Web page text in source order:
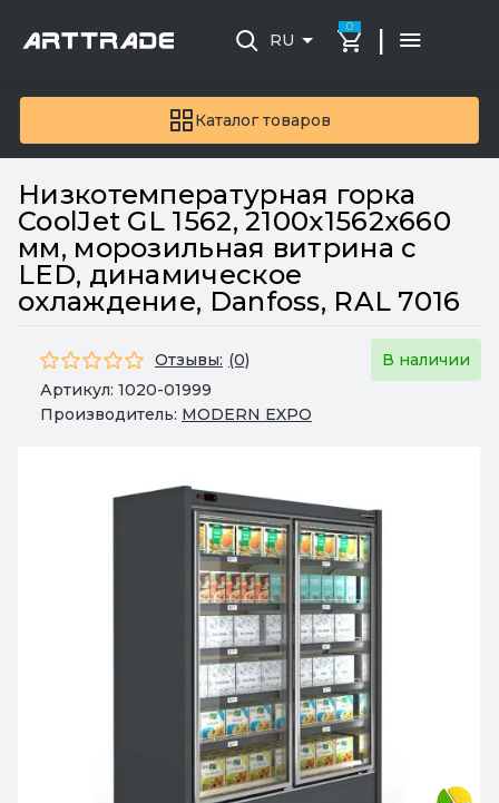
Каталог товаров
RU
0 |
Низкотемпературная горка
CoolJet GL 1562, 2100х1562х660
мм, морозильная витрина с
LED, динамическое
охлаждение, Danfoss, RAL 7016
Отзывы: (0)
В наличии
Артикул: 1020-01999
Производитель: MODERN EXPO